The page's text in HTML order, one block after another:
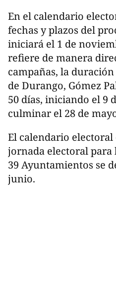
En el calendario
fechas y plazos del
iniciará el 1 de
refiere de manera
campañas, la
de Durango, Gómez
50 días, iniciando el 9
culminar el 28 de
El calendario electoral
jornada electoral para
39 Ayuntamientos se
junio.